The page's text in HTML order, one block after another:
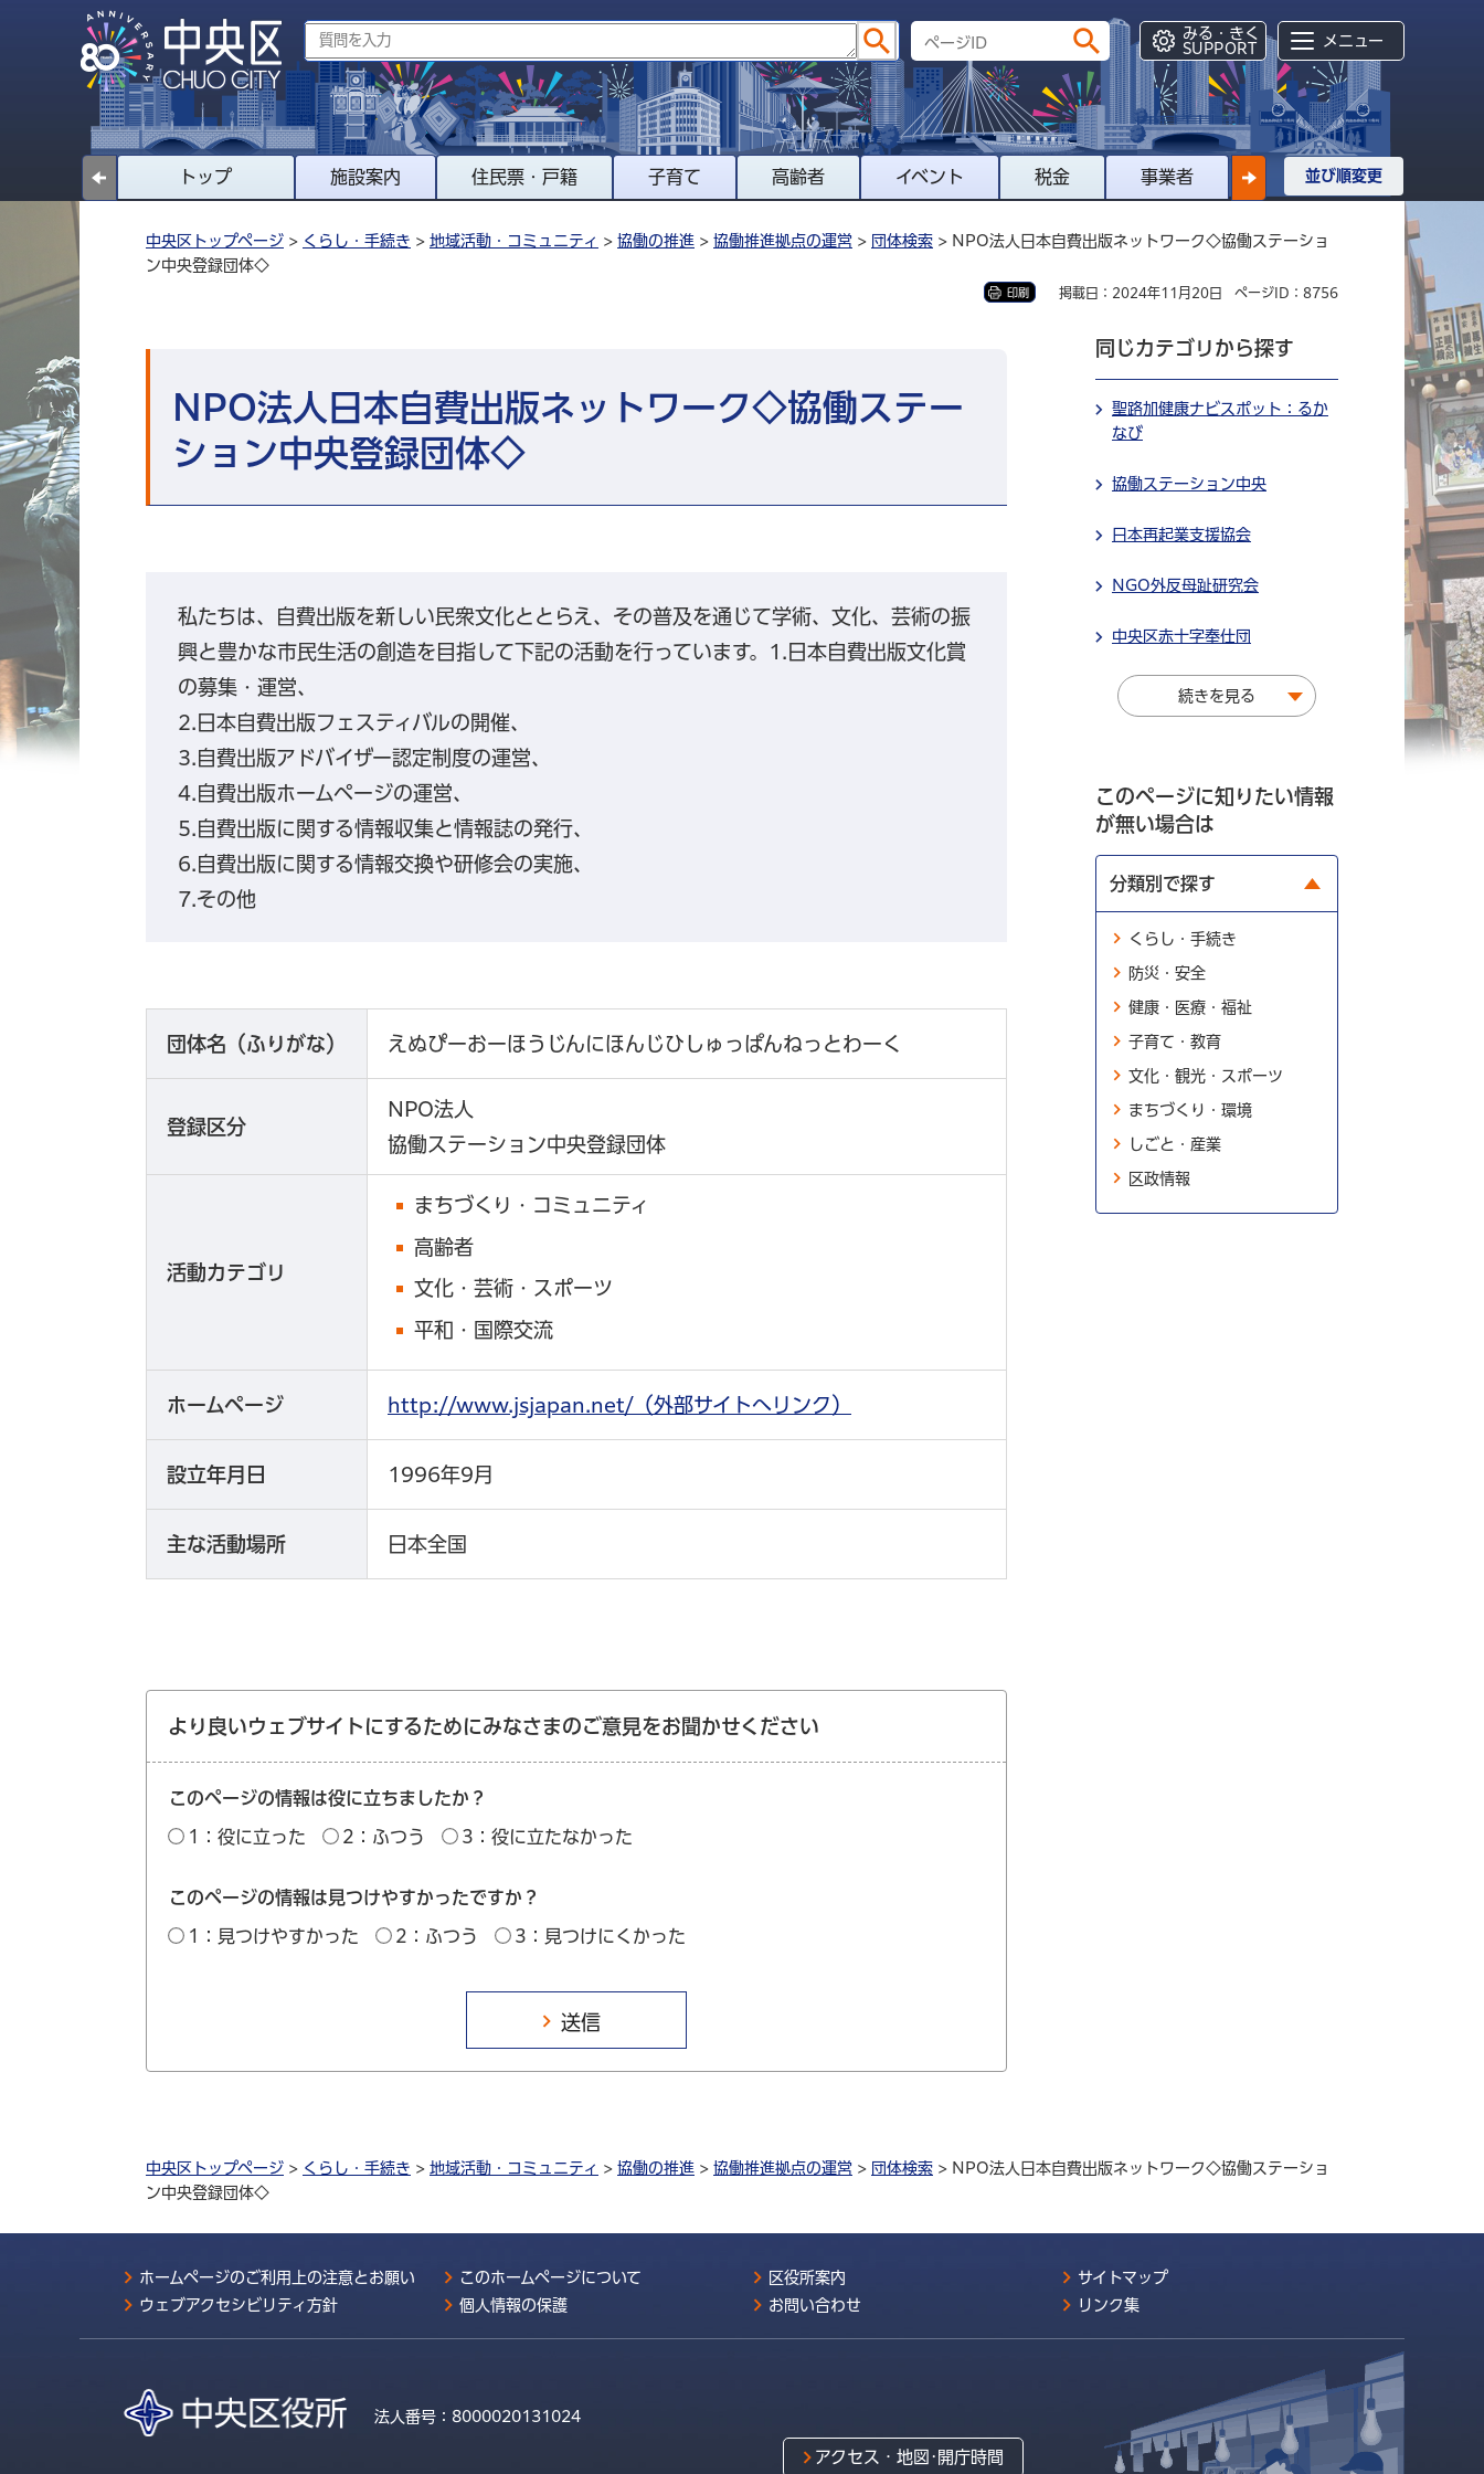
みる・きく
SUPPORT
メニュー
トップ 施設案内 住民票・戸籍 子育て 高齢者 イベント 税金 事業者 並び順変更
中央区トップページ > くらし・手続き > 地域活動・コミュニティ > 協働の推進 > 協働推進拠点の運営 > 団体検索 > NPO法人日本自費出版ネットワーク◇協働ステーショ
ン中央登録団体◇
印刷 掲載日：2024年11月20日 ページID：8756
NPO法人日本自費出版ネットワーク◇協働ステー
ション中央登録団体◇
私たちは、自費出版を新しい民衆文化ととらえ、その普及を通じて学術、文化、芸術の振
興と豊かな市民生活の創造を目指して下記の活動を行っています。1.日本自費出版文化賞
の募集・運営、
2.日本自費出版フェスティバルの開催、
3.自費出版アドバイザー認定制度の運営、
4.自費出版ホームページの運営、
5.自費出版に関する情報収集と情報誌の発行、
6.自費出版に関する情報交換や研修会の実施、
7.その他
団体名（ふりがな） えぬぴーおーほうじんにほんじひしゅっぱんねっとわーく
登録区分
NPO法人
協働ステーション中央登録団体
活動カテゴリ
まちづくり・コミュニティ
高齢者
文化・芸術・スポーツ
平和・国際交流
ホームページ http://www.jsjapan.net/（外部サイトへリンク）
設立年月日 1996年9月
主な活動場所 日本全国
より良いウェブサイトにするためにみなさまのご意見をお聞かせください
このページの情報は役に立ちましたか？
1：役に立った 2：ふつう 3：役に立たなかった
このページの情報は見つけやすかったですか？
1：見つけやすかった 2：ふつう 3：見つけにくかった
同じカテゴリから探す
聖路加健康ナビスポット：るか
なび
協働ステーション中央
日本再起業支援協会
NGO外反母趾研究会
中央区赤十字奉仕団
続きを見る
このページに知りたい情報
が無い場合は
分類別で探す
くらし・手続き
防災・安全
健康・医療・福祉
子育て・教育
文化・観光・スポーツ
まちづくり・環境
しごと・産業
区政情報
中央区トップページ > くらし・手続き > 地域活動・コミュニティ > 協働の推進 > 協働推進拠点の運営 > 団体検索 > NPO法人日本自費出版ネットワーク◇協働ステーショ
ン中央登録団体◇
ホームページのご利用上の注意とお願い このホームページについて 区役所案内
サイトマップ
ウェブアクセシビリティ方針
個人情報の保護 お問い合わせ リンク集
法人番号： 8000020131024
アクセス・地図･開庁時間